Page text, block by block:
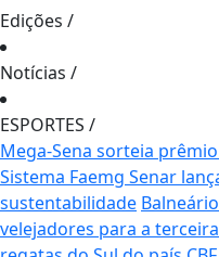
Edições /
Notícias /
ESPORTES /
Mega-Sena sorteia
Sistema Faemg Senar
sustentabilidade
velejadores para a